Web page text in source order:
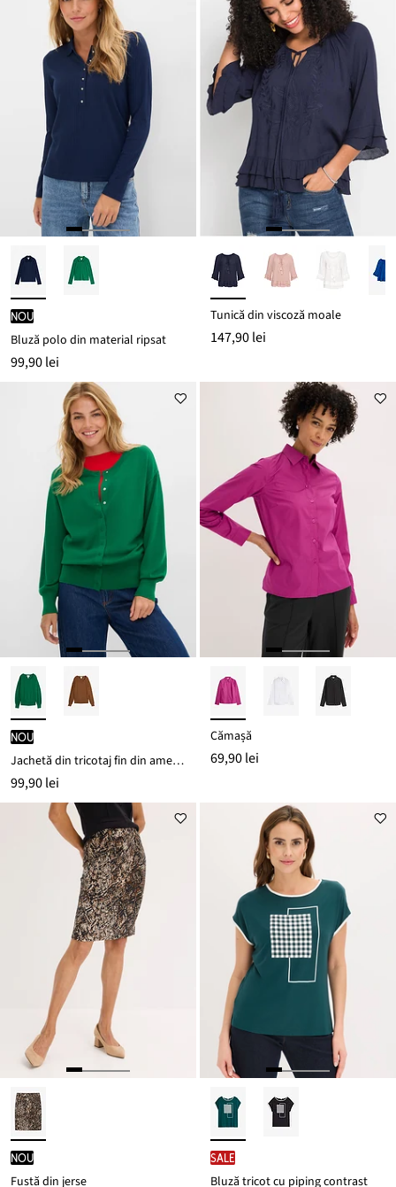
nou
Bluză polo din material ripsat
99,90 lei
Tunică din viscoză moale
147,90 lei
nou
Jachetă din tricotaj fin din amestec moale de viscoză
99,90 lei
Cămașă
69,90 lei
nou
Fustă din jerse
SALE
Bluză tricot cu piping contrast